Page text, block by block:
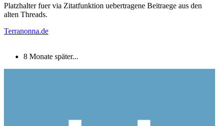
Platzhalter fuer via Zitatfunktion uebertragene Beitraege aus den
alten Threads.
Terranonna.de
8 Monate später...